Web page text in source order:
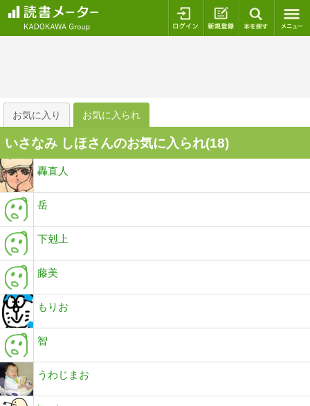
ログイン 新規登録
お気に入り お気に入られ
いさなみ しほさんのお気に入られ(18)
轟直人
岳
下剋上
藤美
もりお
智
うわじまお